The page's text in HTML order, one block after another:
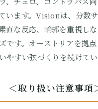
います。Visionは、分数
直な反応、輪郭を重視し
です。オーストリアを拠
やすい弦づくりを続けてい
＜取り扱い注意事項